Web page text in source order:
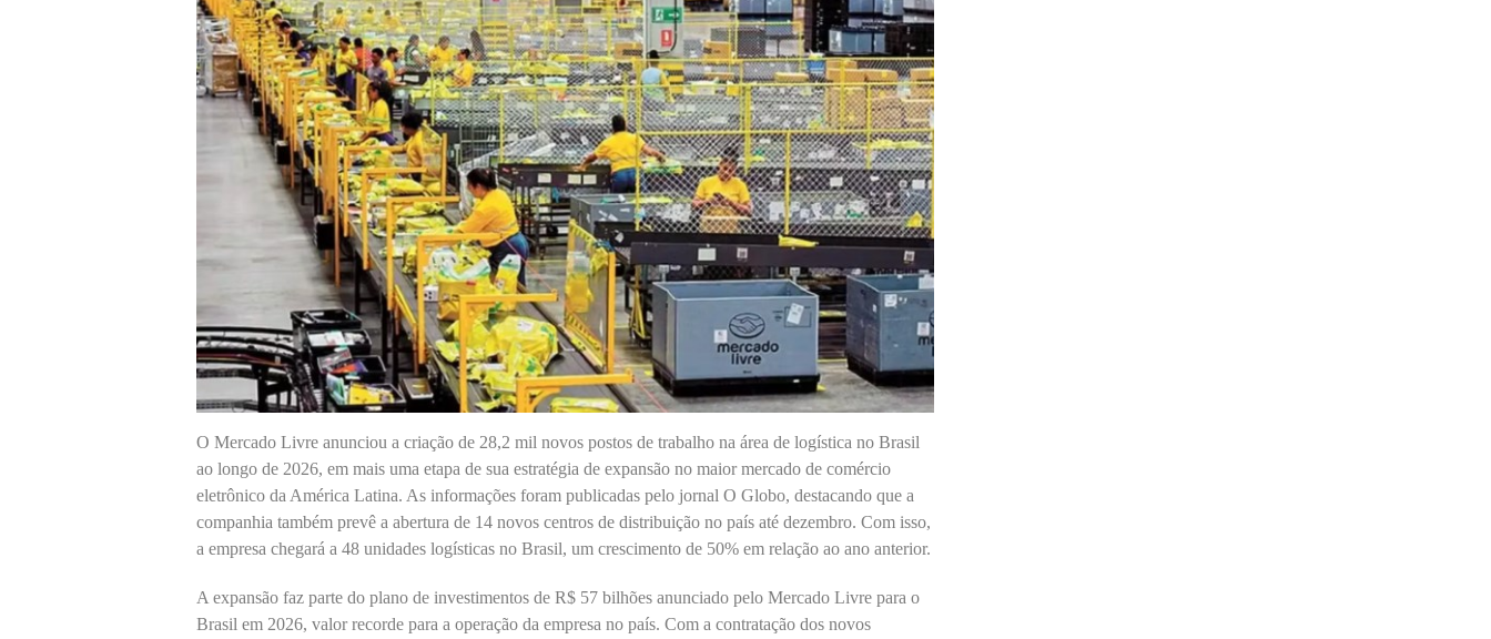
O Mercado Livre anunciou a criação de 28,2 mil novos postos de trabalho na área de logística no Brasil
ao longo de 2026, em mais uma etapa de sua estratégia de expansão no maior mercado de comércio
eletrônico da América Latina. As informações foram publicadas pelo jornal O Globo, destacando que a
companhia também prevê a abertura de 14 novos centros de distribuição no país até dezembro. Com isso,
a empresa chegará a 48 unidades logísticas no Brasil, um crescimento de 50% em relação ao ano anterior.
A expansão faz parte do plano de investimentos de R$ 57 bilhões anunciado pelo Mercado Livre para o
Brasil em 2026, valor recorde para a operação da empresa no país. Com a contratação dos novos